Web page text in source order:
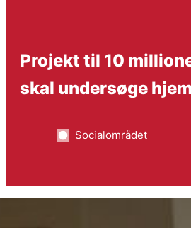
Projekt til 10
skal undersøge
Socialområdet